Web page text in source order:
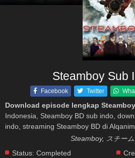
Steamboy Sub
Facebook Twitter
Download episode lengkap
Indonesia, Steamboy BD sub indo,
indo, streaming Steamboy BD di
Steamboy, スチー
Status: Completed